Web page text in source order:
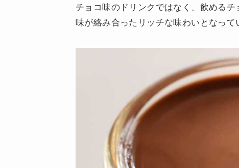
チョコ味のドリンクではなく、飲める
味が絡み合ったリッチな味わいとなって